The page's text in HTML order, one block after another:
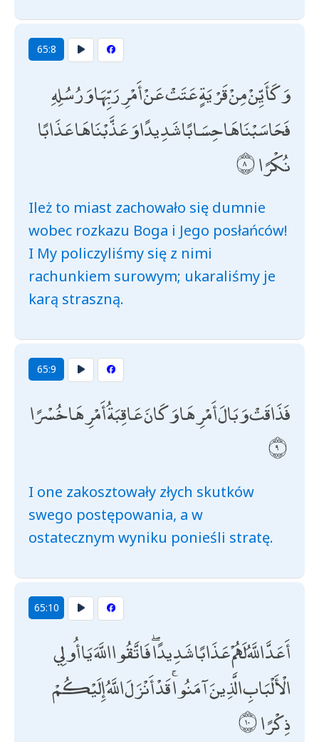
65:8
وَكَأَيِّنْ مِنْ قَرْيَةٍ عَتَتْ عَنْ أَمْرِ رَبِّهَا وَرُسُلِهِ
فَحَاسَبْنَاهَا حِسَابًا شَدِيدًا وَعَذَّبْنَاهَا عَذَابًا
نُكْرًا
Ileż to miast zachowało się dumnie
wobec rozkazu Boga i Jego posłańców!
I My policzyliśmy się z nimi
rachunkiem surowym; ukaraliśmy je
karą straszną.
65:9
فَذَاقَتْ وَبَالَ أَمْرِهَا وَكَانَ عَاقِبَةُ أَمْرِهَا خُسْرًا
I one zakosztowały złych skutków
swego postępowania, a w
ostatecznym wyniku ponieśli stratę.
65:10
أَعَدَّ اللَّهُ لَهُمْ عَذَابًا شَدِيدًا ۖ فَاتَّقُوا اللَّهَ يَا أُولِي
الْأَلْبَابِ الَّذِينَ آمَنُوا ۚ قَدْ أَنْزَلَ اللَّهُ إِلَيْكُمْ
ذِكْرًا